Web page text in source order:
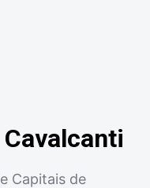
Capitais de